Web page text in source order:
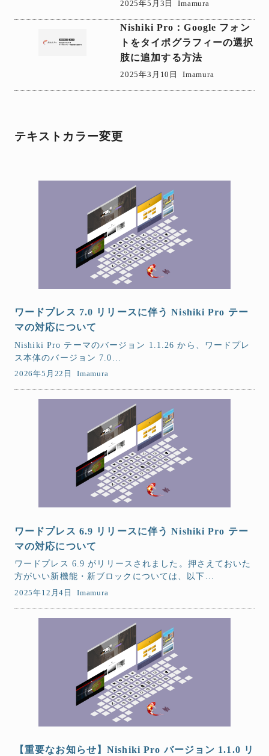
2025年5月3日 Imamura
Nishiki Pro：Google フォン
トをタイポグラフィーの選択
肢に追加する方法
2025年3月10日 Imamura
テキストカラー変更
ワードプレス 7.0 リリースに伴う Nishiki Pro テー
マの対応について
Nishiki Pro テーマのバージョン 1.1.26 から、ワードプレ
ス本体のバージョン 7.0...
2026年5月22日 Imamura
ワードプレス 6.9 リリースに伴う Nishiki Pro テー
マの対応について
ワードプレス 6.9 がリリースされました。押さえておいた
方がいい新機能・新ブロックについては、以下...
2025年12月4日 Imamura
【重要なお知らせ】Nishiki Pro バージョン 1.1.0 リ